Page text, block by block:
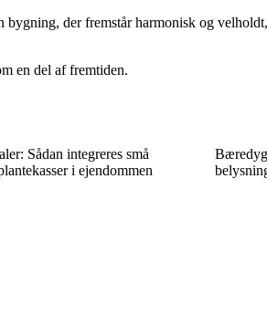
der fremstår harmonisk og
en del af fremtiden.
Sådan integreres små
i ejendommen